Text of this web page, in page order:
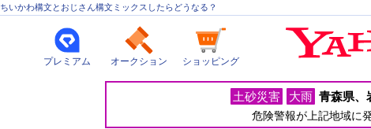
ちいかわ構文とおじさん構文ミックスしたらどうなる？
プレミアム オークション ショッピング
災
土砂災害 大雨 青森県
危険警報が上記地域に